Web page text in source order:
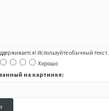
Используйте обычный текст.
Хорошо
на картинке: